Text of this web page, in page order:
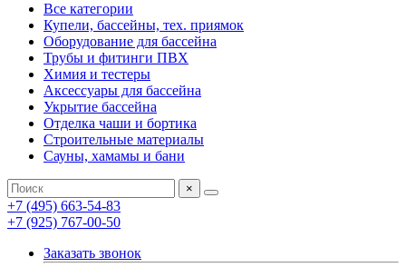
Все категории
Купели, бассейны, тех. приямок
Оборудование для бассейна
Трубы и фитинги ПВХ
Химия и тестеры
Аксессуары для бассейна
Укрытие бассейна
Отделка чаши и бортика
Строительные материалы
Сауны, хамамы и бани
×
+7 (495) 663-54-83
+7 (925) 767-00-50
Заказать звонок